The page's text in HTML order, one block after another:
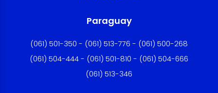
Paraguay
(061) 501-350 - (061) 513-776 - (061) 500-268
(061) 504-444 - (061) 501-810 - (061) 504-666
(061) 513-346